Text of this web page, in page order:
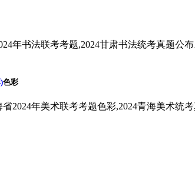
年书法联考考题,2024甘肃书法统考真题公布
色彩
2024年美术联考考题色彩,2024青海美术统考